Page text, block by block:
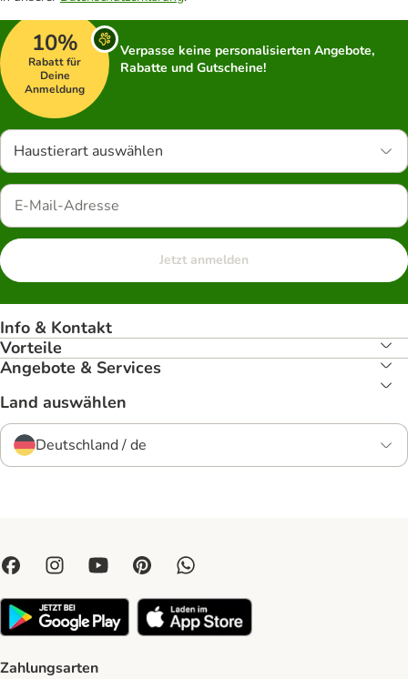
10%
Rabatt für
Deine
Anmeldung
Verpasse keine personalisierten Angebote,
Rabatte und Gutscheine!
Haustierart auswählen
Jetzt anmelden
Info & Kontakt
Vorteile
Angebote & Services
Land auswählen
Deutschland / de
Zahlungsarten